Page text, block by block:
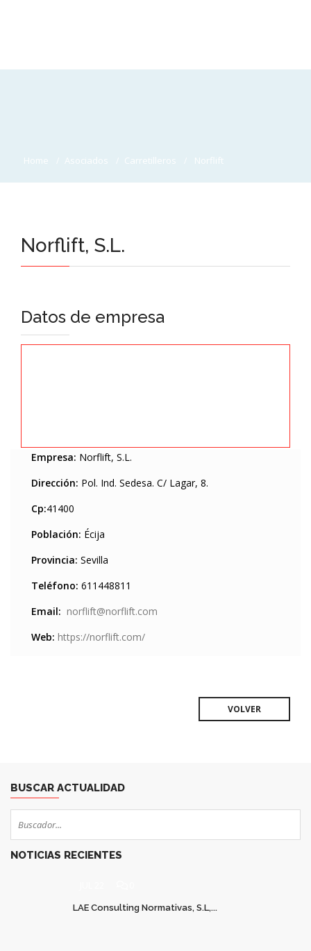
Home Asociados Carretilleros Norflift
Norflift, S.L.
Datos de empresa
Empresa: Norflift, S.L.
Dirección: Pol. Ind. Sedesa. C/ Lagar, 8.
Cp:41400
Población: Écija
Provincia: Sevilla
Teléfono: 611448811
Email: norflift@norflift.com
Web: https://norflift.com/
VOLVER
BUSCAR ACTUALIDAD
NOTICIAS RECIENTES
LAE Consulting Normativas, S.L,...